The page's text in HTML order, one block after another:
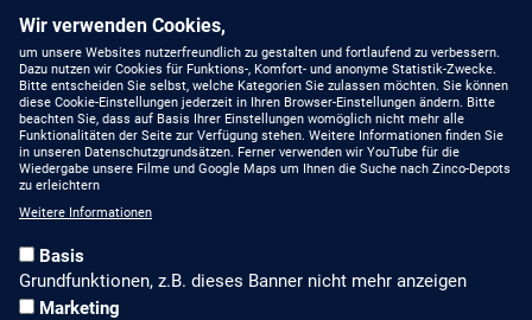
YouTube
Linkedin
MIT UNS AUF DEM
NEUESTEN STAND
Produkte
Stellenangebote
Wir verwenden Cookies,
um unsere Websites nutzerfreundlich zu gestalten und fortlaufend zu verbessern.
Dazu nutzen wir Cookies für Funktions-, Komfort- und anonyme Statistik-Zwecke.
Bitte entscheiden Sie selbst, welche Kategorien Sie zulassen möchten. Sie können
diese Cookie-Einstellungen jederzeit in Ihren Browser-Einstellungen ändern. Bitte
beachten Sie, dass auf Basis Ihrer Einstellungen womöglich nicht mehr alle
Funktionalitäten der Seite zur Verfügung stehen. Weitere Informationen finden Sie
in unseren Datenschutzgrundsätzen. Ferner verwenden wir YouTube für die
Wiedergabe unsere Filme und Google Maps um Ihnen die Suche nach Zinco-Depots
zu erleichtern
Weitere Informationen
Basis
Grundfunktionen, z.B. dieses Banner nicht mehr anzeigen
Marketing